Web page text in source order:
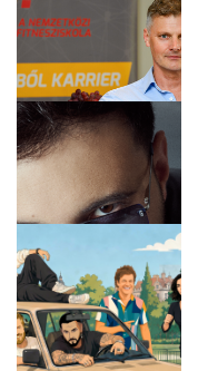
Társadalom
Content Lab HUB
Forbes-sztori